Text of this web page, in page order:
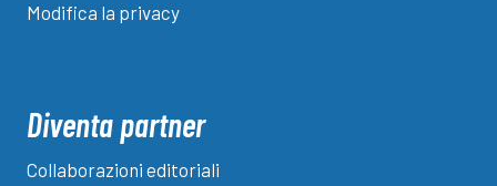
Modifica la privacy
Diventa partner
Collaborazioni editoriali